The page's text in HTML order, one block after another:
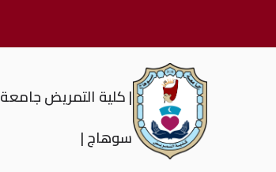
| كلية التمريض جامعة
سوهاج |